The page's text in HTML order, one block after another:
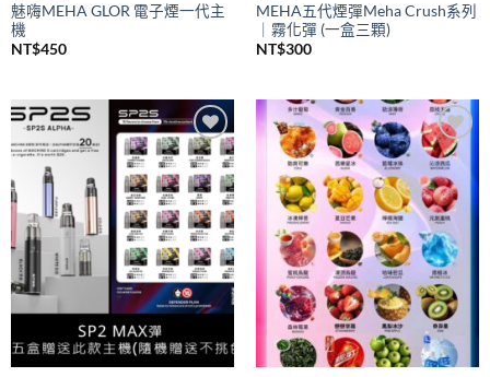
魅嗨MEHA GLOR 電子煙一代主
機
NT$450
MEHA五代煙彈Meha Crush系列
｜霧化彈 (一盒三顆)
NT$300
Add to
wishlist
Add to
wishlist